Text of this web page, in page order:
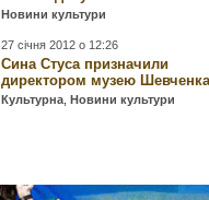
Новини культури
27 січня 2012 о 12:26
Сина Стуса призначили
директором музею
Культурна ,Новини культури